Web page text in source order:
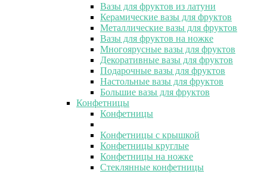
Вазы для фруктов из латуни
Керамические вазы для фруктов
Металлические вазы для фруктов
Вазы для фруктов на ножке
Многоярусные вазы для фруктов
Декоративные вазы для фруктов
Подарочные вазы для фруктов
Настольные вазы для фруктов
Большие вазы для фруктов
Конфетницы
Конфетницы
Конфетницы с крышкой
Конфетницы круглые
Конфетницы на ножке
Стеклянные конфетницы